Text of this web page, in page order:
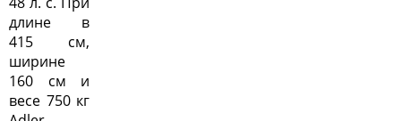
длине в
415 см,
ширине
160 см и
весе 750 кг